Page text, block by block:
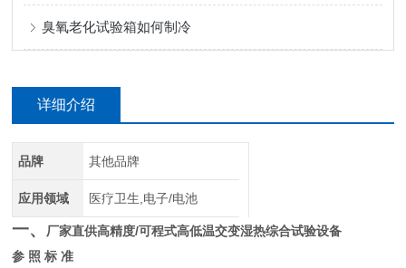
臭氧老化试验箱如何制冷
详细介绍
品牌 其他品牌
应用领域 医疗卫生,电子/电池
一、 厂家直供高精度/可程式高低温交变湿热综合试验设备
参 照 标 准